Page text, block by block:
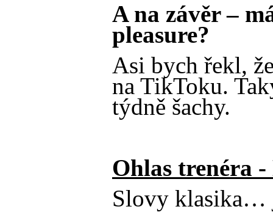
A na závěr –
pleasure?
Asi bych řekl,
na TikToku.
týdně šachy.
Ohlas trenéra
Slovy klasika…